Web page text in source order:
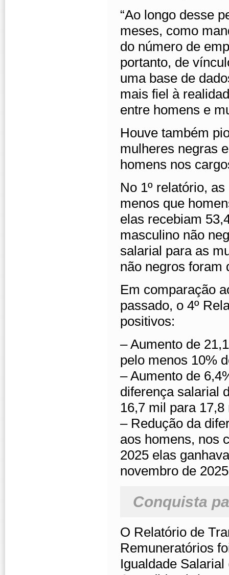
“Ao longo desse
meses, como
do número de
portanto, de
uma base de
mais fiel à
entre homens e
Houve também
mulheres negras
homens nos
No 1º relatório,
menos que
elas recebiam
masculino não
salarial para as
não negros foram
Em comparação
passado, o 4º
positivos:
– Aumento de
pelo menos 10%
– Aumento de
diferença salarial
16,7 mil para 17,8
– Redução da
aos homens, nos
2025 elas
novembro de
Conquista
O Relatório de
Remuneratórios
Igualdade